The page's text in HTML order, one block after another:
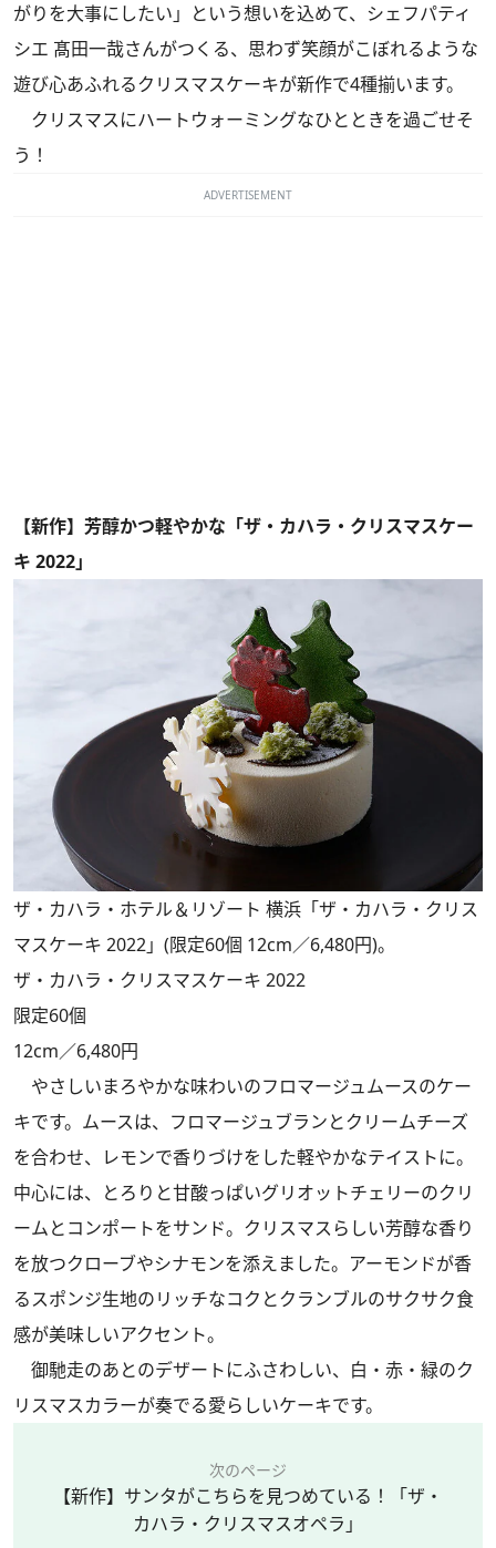
がりを大事にしたい」という想いを込めて、シェフパティ
シエ 髙田一哉さんがつくる、思わず笑顔がこぼれるような
遊び心あふれるクリスマスケーキが新作で4種揃います。
クリスマスにハートウォーミングなひとときを過ごせそ
う！
ADVERTISEMENT
【新作】芳醇かつ軽やかな「ザ・カハラ・クリスマスケー
キ 2022」
ザ・カハラ・ホテル＆リゾート 横浜「ザ・カハラ・クリス
マスケーキ 2022」(限定60個 12cm／6,480円)。
ザ・カハラ・クリスマスケーキ 2022
限定60個
12cm／6,480円
やさしいまろやかな味わいのフロマージュムースのケー
キです。ムースは、フロマージュブランとクリームチーズ
を合わせ、レモンで香りづけをした軽やかなテイストに。
中心には、とろりと甘酸っぱいグリオットチェリーのクリ
ームとコンポートをサンド。クリスマスらしい芳醇な香り
を放つクローブやシナモンを添えました。アーモンドが香
るスポンジ生地のリッチなコクとクランブルのサクサク食
感が美味しいアクセント。
御馳走のあとのデザートにふさわしい、白・赤・緑のク
リスマスカラーが奏でる愛らしいケーキです。
次のページ
【新作】サンタがこちらを見つめている！「ザ・
カハラ・クリスマスオペラ」